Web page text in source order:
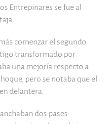
Entrepinares se fue al
comenzar el segundo
transformado por
una mejoría respecto a
pero se notaba que el
delantera.
dos pases